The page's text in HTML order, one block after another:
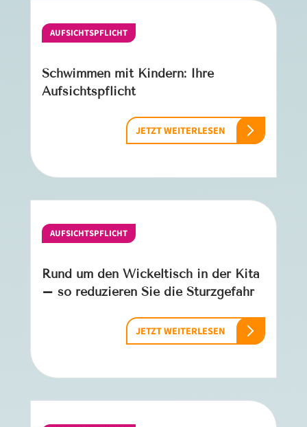
AUFSICHTSPFLICHT
Schwimmen mit Kindern: Ihre
Aufsichtspflicht
JETZT WEITERLESEN
AUFSICHTSPFLICHT
Rund um den Wickeltisch in der Kita
– so reduzieren Sie die Sturzgefahr
JETZT WEITERLESEN